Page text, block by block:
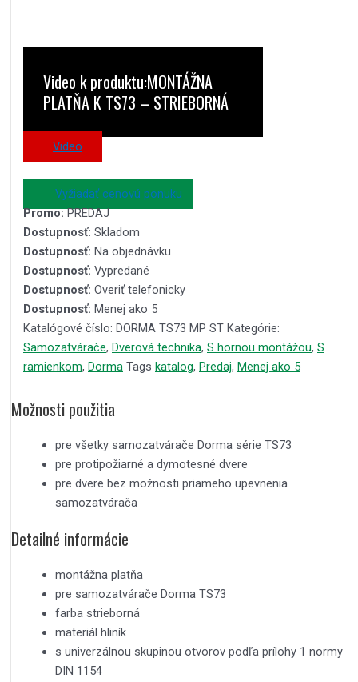
Video k produktu:MONTÁŽNA
PLATŇA K TS73 – STRIEBORNÁ
Video
Vyžiadať cenovú ponuku
Promo:PREDAJ
Dostupnosť: Skladom
Dostupnosť: Na objednávku
Dostupnosť: Vypredané
Dostupnosť: Overiť telefonicky
Dostupnosť: Menej ako 5
Katalógové číslo: DORMA TS73 MP ST Kategórie:
Samozatvárače, Dverová technika, S hornou montážou, S
ramienkom, Dorma Tags katalog, Predaj, Menej ako 5
Možnosti použitia
pre všetky samozatvárače Dorma série TS73
pre protipožiarné a dymotesné dvere
pre dvere bez možnosti priameho upevnenia
samozatvárača
Detailné informácie
montážna platňa
pre samozatvárače Dorma TS73
farba strieborná
materiál hliník
s univerzálnou skupinou otvorov podľa prílohy 1 normy
DIN 1154